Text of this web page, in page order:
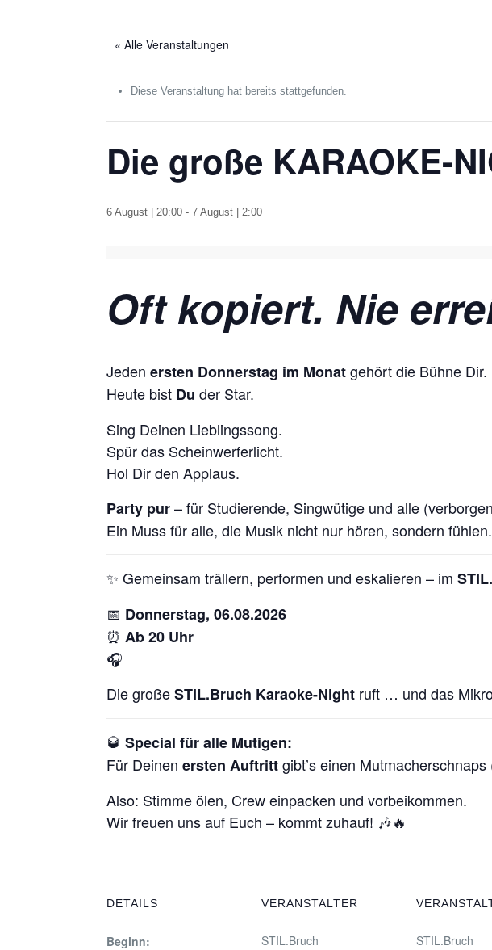
« Alle Veranstaltungen
Diese Veranstaltung hat bereits stattgefunden.
Die große KARAOKE-
6 August | 20:00 -7 August | 2:00
Oft kopiert. Nie
Jedenersten Donnerstag im Monatgehört die Bühne Dir.
Heute bist Du der Star.
Sing Deinen Lieblingssong.
Spür das Scheinwerferlicht.
Hol Dir den Applaus.
Party pur– für Studierende, Singwütige und alle
Ein Muss für alle, die Musik nicht nur hören, sondern fühlen.
✨ Gemeinsam trällern, performen und eskalieren – im
📅 Donnerstag, 06.08.2026
⏰ Ab 20 Uhr
🎧
Die großeSTIL.Bruch Karaoke-Night ruft … und das
🥃Special für alle Mutigen:
Für Deinenersten Auftrittgibt’s einen Mutmacherschnaps
Also: Stimme ölen, Crew einpacken und vorbeikommen.
Wir freuen uns auf Euch – kommt zuhauf! 🎶🔥
DETAILS
Beginn:
VERANSTALTER
STIL.Bruch
STIL.Bruch